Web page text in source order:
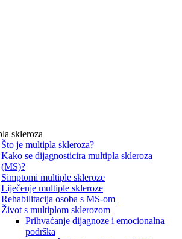
skleroza
Što je multipla skleroza?
Kako se dijagnosticira multipla skleroza
(MS)?
Simptomi multiple skleroze
Liječenje multiple skleroze
Rehabilitacija osoba s MS-om
Život s multiplom sklerozom
Prihvaćanje dijagnoze i emocionalna
podrška